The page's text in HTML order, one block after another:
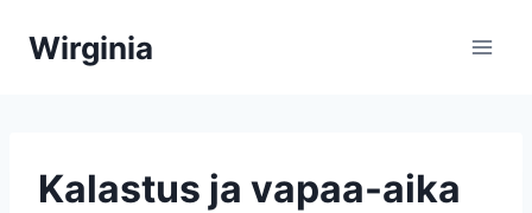
sisältöön
Wirginia
Kalastus ja vapaa-aika